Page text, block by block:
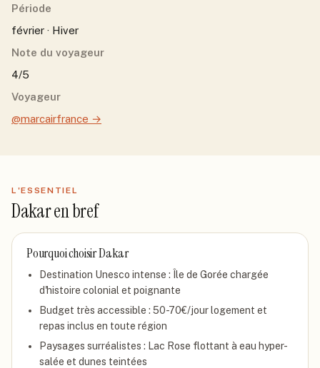
Période
février · Hiver
Note du voyageur
4/5
Voyageur
@marcairfrance →
L'ESSENTIEL
Dakaren bref
Pourquoi choisirDakar
Destination Unesco intense : Île de Gorée chargée
d'histoire colonial et poignante
Budget très accessible : 50-70€/jour logement et
repas inclus en toute région
Paysages surréalistes : Lac Rose flottant à eau hyper-
salée et dunes teintées